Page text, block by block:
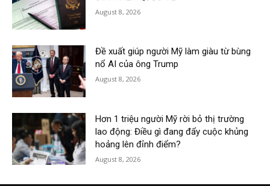
August 8, 2026
Đề xuất giúp người Mỹ làm giàu từ bùng
nổ AI của ông Trump
August 8, 2026
Hơn 1 triệu người Mỹ rời bỏ thị trường
lao động: Điều gì đang đẩy cuộc khủng
hoảng lên đỉnh điểm?
August 8, 2026